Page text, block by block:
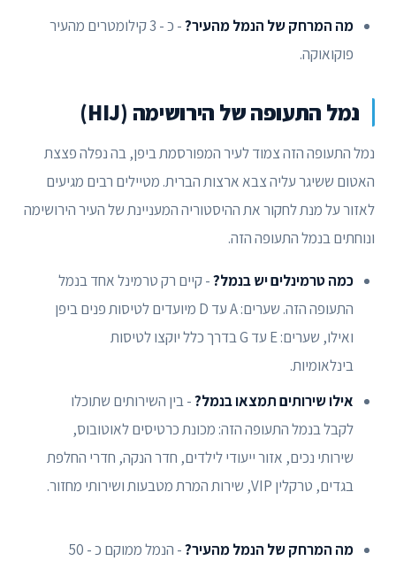
מה המרחק של הנמל מהעיר?
- כ - 3 קילומטרים מהעיר
פוקואוקה.
נמל התעופה של הירושימה (HIJ)
נמל התעופה הזה צמוד לעיר המפורסמת ביפן, בה נפלה פצצת
האטום ששיגר עליה צבא ארצות הברית. מטיילים רבים מגיעים
לאזור על מנת לחקור את ההיסטוריה המעניינת של העיר הירושימה
ונוחתים בנמל התעופה הזה.
כמה טרמינלים יש בנמל?- קיים רק טרמינל אחד בנמל
התעופה הזה. שערים: A עד D מיועדים לטיסות פנים ביפן
ואילו, שערים: E עד G בדרך כלל יוקצו לטיסות
בינלאומיות.
אילו שירותים תמצאו בנמל?- בין השירותים שתוכלו
לקבל בנמל התעופה הזה: מכונת כרטיסים לאוטובוס,
שירותי נכים, אזור ייעודי לילדים, חדר הנקה, חדרי החלפת
בגדים, טרקלין VIP, שירות המרת מטבעות ושירותי מחזור.
מה המרחק של הנמל מהעיר?
- הנמל ממוקם כ - 50